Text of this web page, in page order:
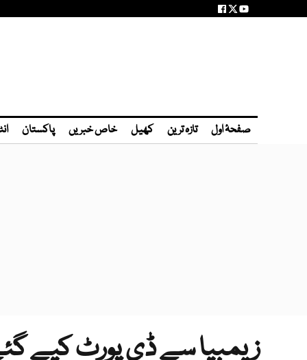
صفحۂ اول تازہ ترین کھیل خاص خبریں پاکستان